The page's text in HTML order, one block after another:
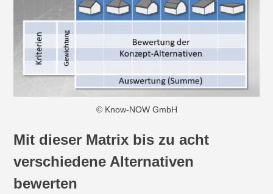
© Know-NOW GmbH
Mit dieser Matrix bis zu acht
verschiedene Alternativen
bewerten